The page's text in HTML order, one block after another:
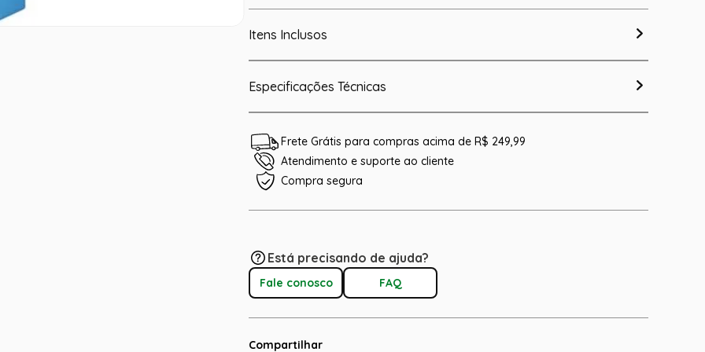
Itens Inclusos
Especificações Técnicas
Frete Grátis para compras acima de R$ 249,99
Atendimento e suporte ao cliente
Compra segura
Está precisando de ajuda?
Fale conosco FAQ
Compartilhar